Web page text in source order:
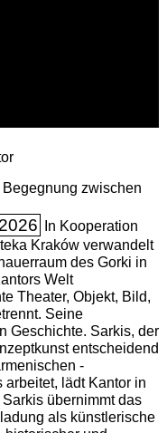
zwischen
In Kooperation
Kraków verwandelt
des Gorki in
Welt
Theater, Objekt, Bild,
Seine
Geschichte. Sarkis, der
entscheidend
lädt Kantor in
übernimmt das
als künstlerische